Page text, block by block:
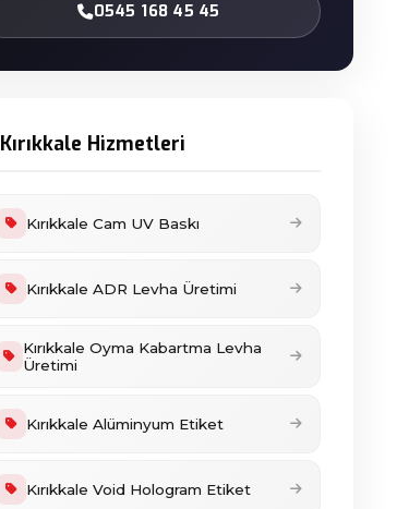
0545 168 45 45
Kırıkkale Hizmetleri
Kırıkkale Cam UV Baskı
Kırıkkale ADR Levha Üretimi
Kırıkkale Oyma Kabartma Levha
Üretimi
Kırıkkale Alüminyum Etiket
Kırıkkale Void Hologram Etiket